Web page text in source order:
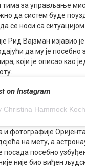
тима за управљање
да систем буде
се носи са ситуацијом.
Рид Вајзман изјавио
да му је посебно
који је описао као
Instagram
Christina Hammock
и фотографије
на мету, а
посада посебно
није био виђен